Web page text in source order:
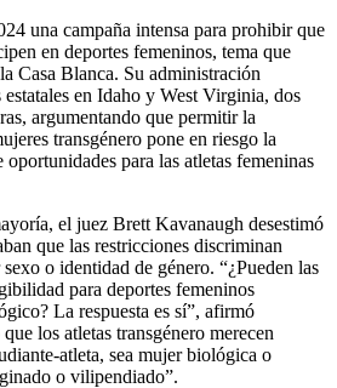
una campaña intensa para prohibir que
en deportes femeninos, tema que
Casa Blanca. Su administración
en Idaho y West Virginia, dos
argumentando que permitir la
transgénero pone en riesgo la
para las atletas femeninas
el juez Brett Kavanaugh desestimó
que las restricciones discriminan
o identidad de género. “¿Pueden las
para deportes femeninos
La respuesta es sí”, afirmó
los atletas transgénero merecen
atleta, sea mujer biológica o
o vilipendiado”.